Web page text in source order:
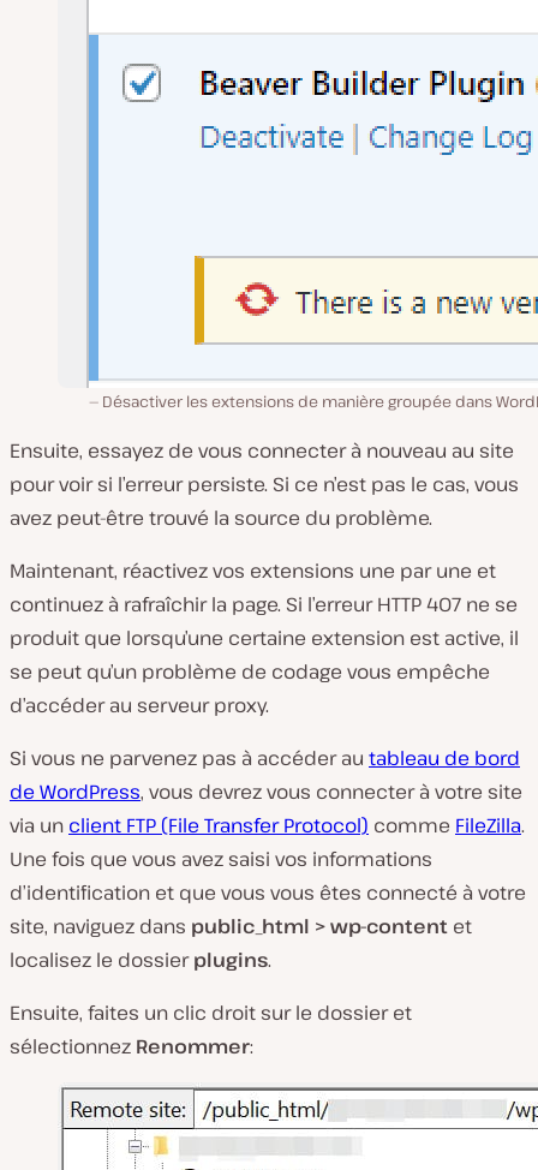
Désactiver les extensions de manière groupée dans
Ensuite, essayez de vous connecter à nouveau au site
pour voir si l’erreur persiste. Si ce n’est pas le cas, vous
avez peut-être trouvé la source du problème.
Maintenant, réactivez vos extensions une par une et
continuez à rafraîchir la page. Si l’erreur HTTP 407 ne se
produit que lorsqu’une certaine extension est active, il
se peut qu’un problème de codage vous empêche
d’accéder au serveur proxy.
Si vous ne parvenez pas à accéder au tableau de bord
de WordPress, vous devrez vous connecter à votre site
via un client FTP (File Transfer Protocol) comme FileZilla.
Une fois que vous avez saisi vos informations
d’identification et que vous vous êtes connecté à votre
site, naviguez dans public_html > wp-content et
localisez le dossierplugins.
Ensuite, faites un clic droit sur le dossier et
sélectionnez Renommer: